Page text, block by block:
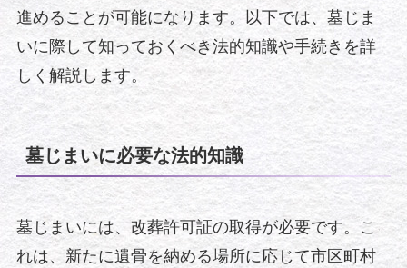
進めることが可能になります。以下では、墓じま
いに際して知っておくべき法的知識や手続きを詳
しく解説します。
墓じまいに必要な法的知識
墓じまいには、改葬許可証の取得が必要です。こ
れは、新たに遺骨を納める場所に応じて市区町村